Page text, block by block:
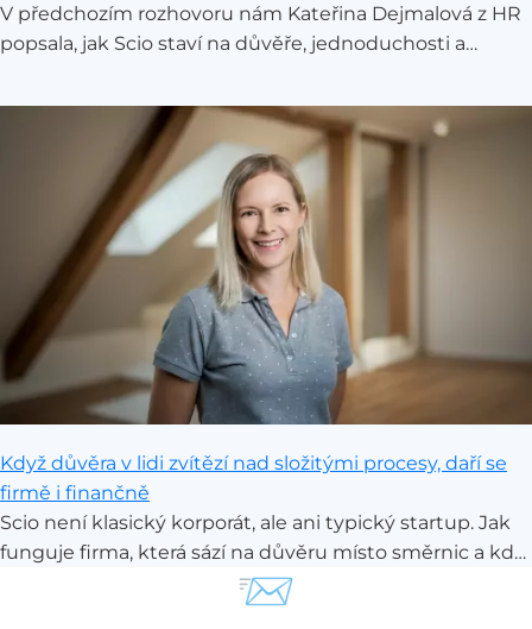
V předchozím rozhovoru nám Kateřina Dejmalová z HR
popsala, jak Scio staví na důvěře, jednoduchosti a
přímo ve školách, kde se každý den potkávají děti,
rodiče a průvodci? Zeptali jsme se Kateřiny Kašíkové z
Rady ScioŠkol a Jaroslavy Tykalové, která vede základní
ScioŠkolu ve Stodůlkách.
Když důvěra v lidi zvítězí nad složitými procesy, daří se
firmě i finančně
Scio není klasický korporát, ale ani typický startup. Jak
funguje firma, která sází na důvěru místo směrnic a kde
šéf funguje spíše jako patron? O svobodě,
zodpovědnosti i o tom, co se stane, když se v takovém
📨